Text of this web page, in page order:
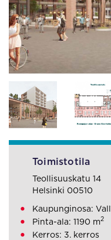
Toimistotila
Teollisuuskatu 14
Helsinki 00510
Kaupunginosa:
Pinta-ala: 1190 m2
Kerros: 3. kerros